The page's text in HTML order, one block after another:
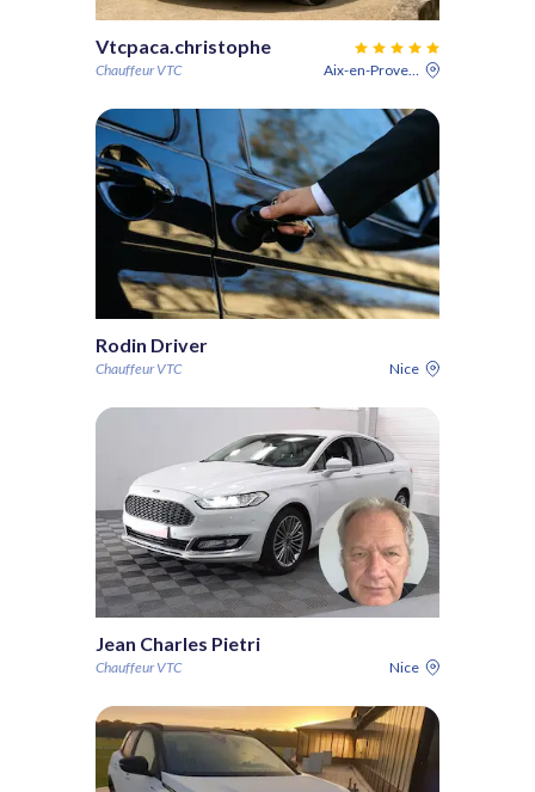
Vtcpaca.christophe
Chauffeur VTC Aix-en-Provence
Rodin Driver
Chauffeur VTC Nice
Jean Charles Pietri
Chauffeur VTC Nice